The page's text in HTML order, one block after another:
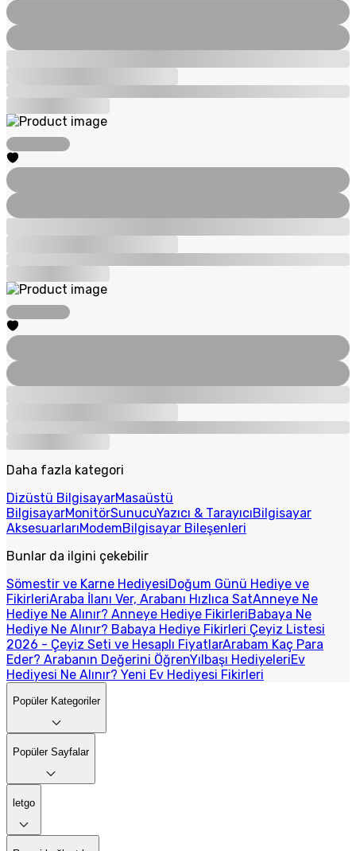
Daha fazla kategori
Dizüstü BilgisayarMasaüstü
BilgisayarMonitörSunucuYazıcı & TarayıcıBilgisayar
AksesuarlarıModemBilgisayar Bileşenleri
Bunlar da ilgini çekebilir
Sömestir ve Karne HediyesiDoğum Günü Hediye ve
FikirleriAraba İlanı Ver, Arabanı Hızlıca SatAnneye Ne
Hediye Ne Alınır? Anneye Hediye FikirleriBabaya Ne
Hediye Ne Alınır? Babaya Hediye Fikirleri Çeyiz Listesi
2026 - Çeyiz Seti ve Hesaplı FiyatlarArabam Kaç Para
Eder? Arabanın Değerini ÖğrenYılbaşı HediyeleriEv
Hediyesi Ne Alınır? Yeni Ev Hediyesi Fikirleri
Popüler Kategoriler
Popüler Sayfalar
letgo